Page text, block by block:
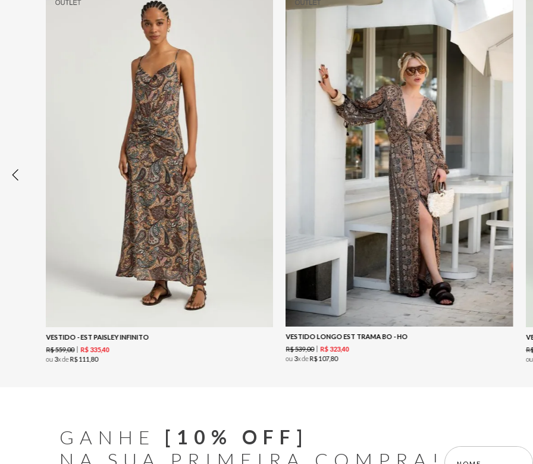
VESTIDO - EST PAISLEY INFINITO
R$559,00 R$ 335,40
ou 3x deR$111 80
VESTIDO LONGO EST TRAMA BO - HO
R$539,00 R$ 323,40
ou 3x deR$107,80
ou
GANHE [10% OFF]